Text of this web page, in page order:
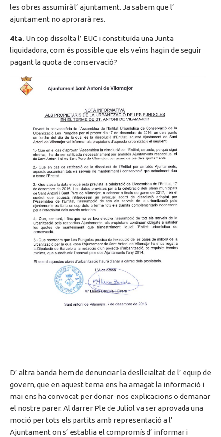
les obres assumiràl’ ajuntament. Ja sabem que l’
ajuntament no aprorarà res.
4ta. Un cop dissolta l’ EUC i constituïda una Junta
liquidadora, com és possible que els veïns hagin de seguir
pagant la quota de conservació?
D’ altra banda hem de denunciar la deslleialtat de l’ equip de
govern, que en aquest tema ens ha amagat la informació i
mai ens ha convocat per donar-nos explicacions o demanar
el nostre parer. Al darrer Ple de Juliol va ser aprovada una
moció per tots els partits amb representació a l’
Ajuntament on s’ establia el compromís d’ informar i